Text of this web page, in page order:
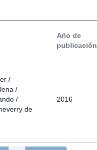
Año de
publicación
/
/
/
de
2016